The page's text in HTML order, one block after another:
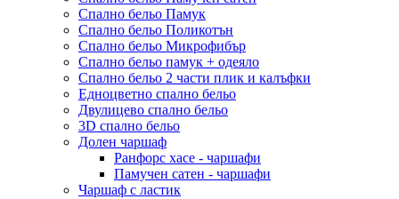
Спално бельо Памук
Спално бельо Поликотън
Спално бельо Микрофибър
Спално бельо памук + одеяло
Спално бельо 2 части плик и калъфки
Eдноцветно спално бельо
Двулицево спално бельо
3D спално бельо
Долен чаршаф
Ранфорс хасе - чаршафи
Памучен сатен - чаршафи
Чаршаф с ластик